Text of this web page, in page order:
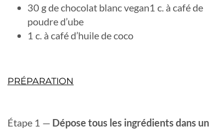
30 g de chocolat blanc vegan1 c. à café de
poudre d’ube
1 c. à café d’huile de coco
PRÉPARATION
Étape 1 — Dépose tous les ingrédients dans un